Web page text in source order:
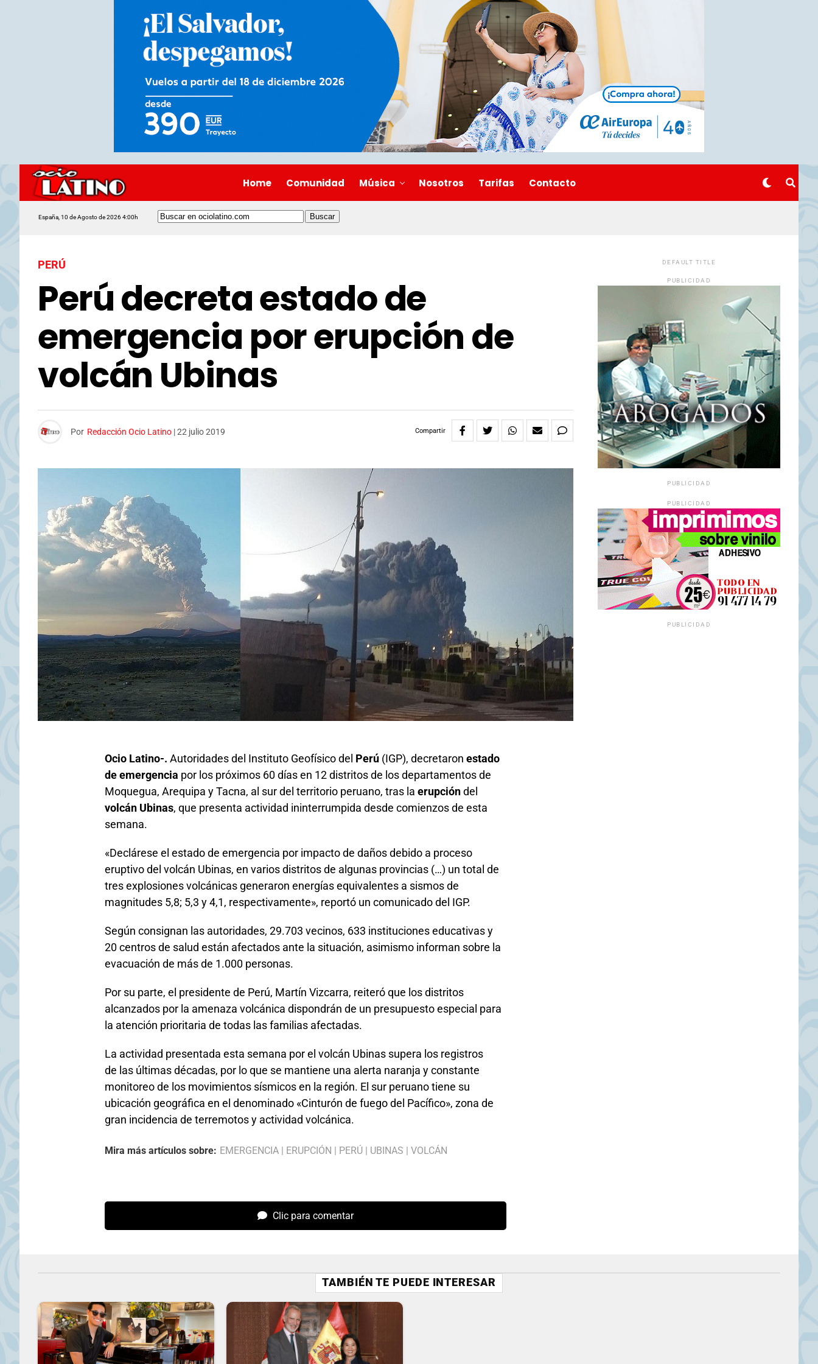
Home Comunidad Música Nosotros Tarifas Contacto
España, 10 de Agosto de 2026 4:00h
PERÚ
Perú decreta estado de
emergencia por erupción de
volcán Ubinas
Por Redacción Ocio Latino |22 julio 2019 Compartir
Ocio Latino-. Autoridades del Instituto Geofísico del Perú (IGP), decretaron estado
de emergencia por los próximos 60 días en 12 distritos de los departamentos de
Moquegua, Arequipa y Tacna, al sur del territorio peruano, tras la erupcióndel
volcán Ubinas, que presenta actividad ininterrumpida desde comienzos de esta
semana.
«Declárese el estado de emergencia por impacto de daños debido a proceso
eruptivo del volcán Ubinas, en varios distritos de algunas provincias (…) un total de
tres explosiones volcánicas generaron energías equivalentes a sismos de
magnitudes 5,8; 5,3 у 4,1, respectivamente», reportó un comunicado del IGP.
Según consignan las autoridades, 29.703 vecinos, 633 instituciones educativas y
20 centros de salud están afectados ante la situación, asimismo informan sobre la
evacuación de más de 1.000 personas.
Por su parte, el presidente de Perú, Martín Vizcarra, reiteró que los distritos
alcanzados por la amenaza volcánica dispondrán de un presupuesto especial para
la atención prioritaria de todas las familias afectadas.
La actividad presentada esta semana por el volcán Ubinas supera los registros
de las últimas décadas, por lo que se mantiene una alerta naranja y constante
monitoreo de los movimientos sísmicos en la región. El sur peruano tiene su
ubicación geográfica en el denominado «Cinturón de fuego del Pacífico», zona de
gran incidencia de terremotos y actividad volcánica.
Mira más artículos sobre: EMERGENCIA | ERUPCIÓN | PERÚ | UBINAS | VOLCÁN
Clic para comentar
DEFAULT TITLE
PUBLICIDAD
PUBLICIDAD
PUBLICIDAD
PUBLICIDAD
TAMBIÉN TE PUEDE INTERESAR